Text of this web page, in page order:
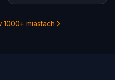
1000+ miastach